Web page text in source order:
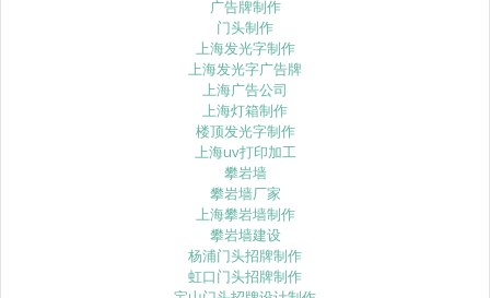
广告牌制作
门头制作
上海发光字制作
上海发光字广告牌
上海广告公司
上海灯箱制作
楼顶发光字制作
上海uv打印加工
攀岩墙
攀岩墙厂家
上海攀岩墙制作
攀岩墙建设
杨浦门头招牌制作
虹口门头招牌制作